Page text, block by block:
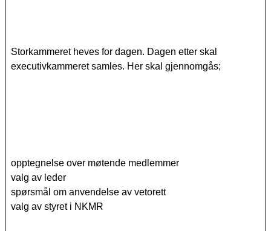
Storkammeret heves for dagen. Dagen etter skal
executivkammeret samles. Her skal gjennomgås;
opptegnelse over møtende medlemmer
valg av leder
spørsmål om anvendelse av vetorett
valg av styret i NKMR